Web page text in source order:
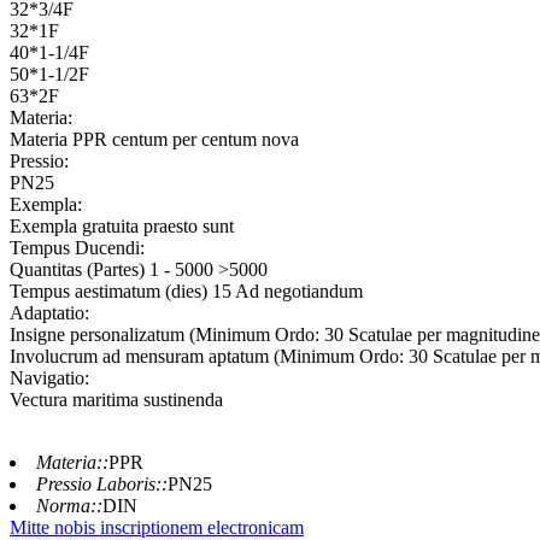
32*3/4F
32*1F
40*1-1/4F
50*1-1/2F
63*2F
Materia:
Materia PPR centum per centum nova
Pressio:
PN25
Exempla:
Exempla gratuita praesto sunt
Tempus Ducendi:
Quantitas (Partes) 1 - 5000 >5000
Tempus aestimatum (dies) 15 Ad negotiandum
Adaptatio:
Insigne personalizatum (Minimum Ordo: 30 Scatulae per
Involucrum ad mensuram aptatum (Minimum Ordo: 30 Scatulae per
Navigatio:
Vectura maritima sustinenda
Materia::PPR
Pressio Laboris::PN25
Norma::DIN
Mitte nobis inscriptionem electronicam